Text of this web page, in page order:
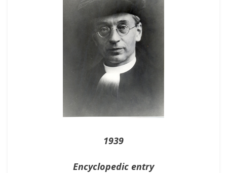
1939
Encyclopedic entry